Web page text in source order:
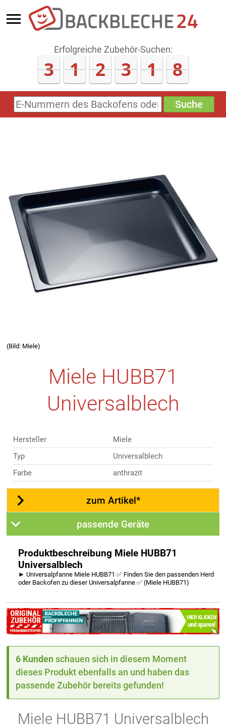
Erfolgreiche Zubehör-Suchen:
3 1 2 3 1 8
E-
Nummern
Suche
(Bild: Miele)
Miele HUBB71
Universalblech
Hersteller
Miele
Typ
Universalblech
Farbe
anthrazit
zum Artikel*
passende Geräte
Produktbeschreibung Miele HUBB71
Universalblech
► Universalpfanne Miele HUBB71 ✅ Finden Sie den passenden Herd
oder Backofen zu dieser Universalpfanne ✅ (Miele HUBB71)
6 Kunden schauen sich in diesem Moment
dieses Produkt ebenfalls an und haben das
passende Zubehör bereits gefunden!
Miele HUBB71 Universalblech